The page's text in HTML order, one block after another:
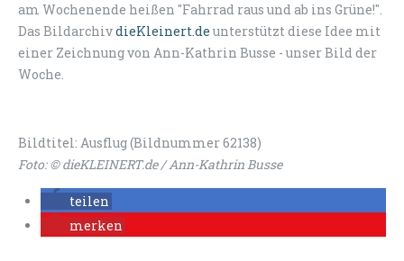
am Wochenende heißen "Fahrrad raus und ab ins Grüne!".
Das BildarchivdieKleinert.de unterstützt diese Idee mit
einer Zeichnung von Ann-Kathrin Busse - unser Bild der
Woche.
Bildtitel: Ausflug (Bildnummer 62138)
Foto: © dieKLEINERT.de / Ann-Kathrin Busse
teilen
merken